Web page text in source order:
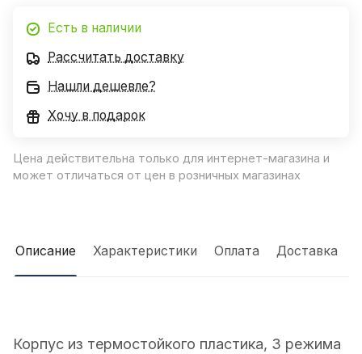
Есть в наличии
Рассчитать доставку
Нашли дешевле?
Хочу в подарок
Цена действительна только для интернет-магазина и
может отличаться от цен в розничных магазинах
Описание Характеристики Оплата Доставка
Корпус из термостойкого пластика, 3 режима